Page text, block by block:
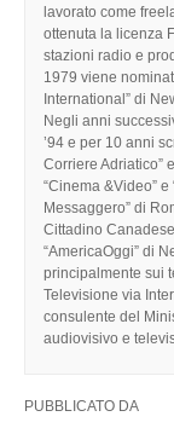
lavorato come
ottenuta la licenza
stazioni radio e
1979 viene
International” di
Negli anni
’94 e per 10 anni
Corriere Adriatico”
“Cinema &Video”
Messaggero” di
Cittadino
“AmericaOggi” di
principalmente sui
Televisione via
consulente del
audiovisivo e
PUBBLICATO DA